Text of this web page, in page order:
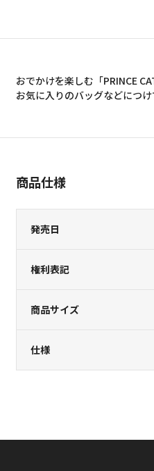
おでかけを楽しむ「PRINCE
お気に入りのバッグなどにつ
商品仕様
発売日
権利表記
商品サイズ
仕様